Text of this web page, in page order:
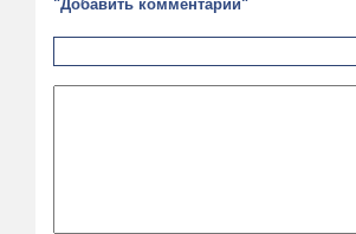
"Добавить комментарий"